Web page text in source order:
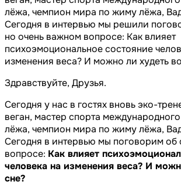
лёжа, чемпион мира по жиму лёжа,
Сегодня в интервью мы решили
но очень важном вопросе: Как влияет
психоэмоциональное состояние
изменения веса? И можно ли худеть
Здравствуйте, Друзья.
Сегодня у нас в гостях вновь эко-
веган, мастер спорта
лёжа, чемпион мира по жиму лёжа,
Сегодня в интервью мы поговорим
вопросе: Как влияет
человека на изменения веса? И
сне?